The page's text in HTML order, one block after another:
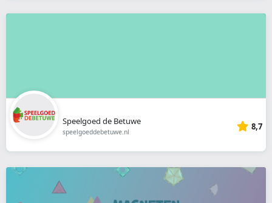
Speelgoed de Betuwe
speelgoeddebetuwe.nl 8,7